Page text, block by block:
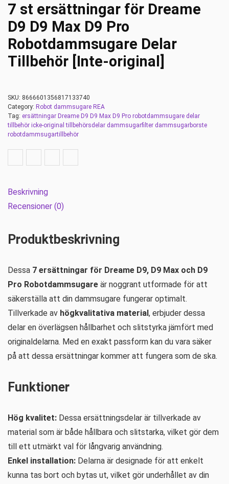
7 st ersättningar för Dreame
D9 D9 Max D9 Pro
Robotdammsugare Delar
Tillbehör [Inte-original]
SKU: 8666601356817133740
Category: Robot dammsugare REA
Tag: ersättningar Dreame D9 D9 Max D9 Pro robotdammsugare delar
tillbehör icke-original tillbehörsdelar dammsugarfilter dammsugarborste
robotdammsugartillbehör
Beskrivning
Recensioner (0)
Produktbeskrivning
Dessa 7 ersättningar för Dreame D9, D9 Max och D9
Pro Robotdammsugare är noggrant utformade för att
säkerställa att din dammsugare fungerar optimalt.
Tillverkade av högkvalitativa material, erbjuder dessa
delar en överlägsen hållbarhet och slitstyrka jämfört med
originaldelarna. Med en exakt passform kan du vara säker
på att dessa ersättningar kommer att fungera som de ska.
Funktioner
Hög kvalitet: Dessa ersättningsdelar är tillverkade av
material som är både hållbara och slitstarka, vilket gör dem
till ett utmärkt val för långvarig användning.
Enkel installation: Delarna är designade för att enkelt
kunna tas bort och bytas ut, vilket gör underhållet av din